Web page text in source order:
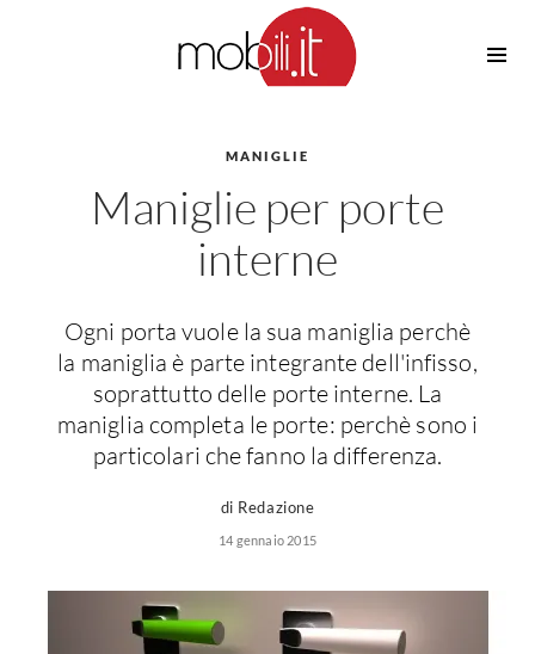
Cucine Moderne
Cucine Classiche
Consigli Cucine
Attrezzature Interne
Elettrodomestici
Frigoriferi
Lavastoviglie
Lavatrici
Irrigazione
Casette in Legno
Pergole
Giardinaggio
Piante
Luce
Plafoniere
MANIGLIE
Maniglie per porte
interne
Ogni porta vuole la sua maniglia perchè
la maniglia è parte integrante dell'infisso,
soprattutto delle porte interne. La
maniglia completa le porte: perchè sono i
particolari che fanno la differenza.
di Redazione
14 gennaio 2015